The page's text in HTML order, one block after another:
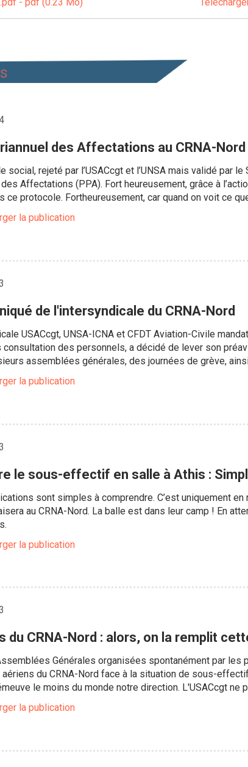
des Affectations au CRNA-
social, rejeté par l’USACcgt et l’UNSA mais validé par le
Affectations (PPA). Fort heureusement, grâce à
ce protocole. Fortheureusement, car quand on voit ce
la publication
de l'intersyndicale du CRNA-Nord
USACcgt, UNSA-ICNA et CFDT Aviation-Civile
consultation des personnels, a décidé de lever son
assemblées générales, des journées de grève,
la publication
le sous-effectif en salle à Athis :
sont simples à comprendre. C’est uniquement
au CRNA-Nord. La balle est dans leur camp ! En
la publication
du CRNA-Nord : alors, on la remplit
Générales organisées spontanément par
du CRNA-Nord face à la situation de sous-
le moins du monde notre direction. L'USACcgt ne
la publication